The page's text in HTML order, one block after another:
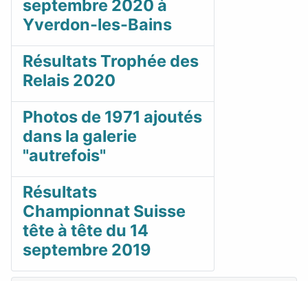
septembre 2020 à
Yverdon-les-Bains
Résultats Trophée des
Relais 2020
Photos de 1971 ajoutés
dans la galerie
"autrefois"
Résultats
Championnat Suisse
tête à tête du 14
septembre 2019